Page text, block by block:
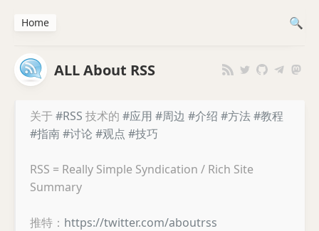
ALL About RSS
关于 #RSS 技术的 #应用 #周边 #介绍 #方法#教程
#指南#讨论 #观点 #技巧
RSS = Really Simple Syndication / Rich Site
Summary
推特： https://twitter.com/aboutrss
Home